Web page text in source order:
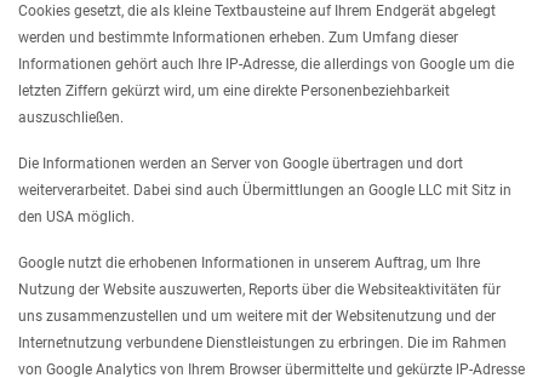
Cookies gesetzt, die als kleine Textbausteine auf Ihrem Endgerät abgelegt
werden und bestimmte Informationen erheben. Zum Umfang dieser
Informationen gehört auch Ihre IP-Adresse, die allerdings von Google um die
letzten Ziffern gekürzt wird, um eine direkte Personenbeziehbarkeit
auszuschließen.
Die Informationen werden an Server von Google übertragen und dort
weiterverarbeitet. Dabei sind auch Übermittlungen an Google LLC mit Sitz in
den USA möglich.
Google nutzt die erhobenen Informationen in unserem Auftrag, um Ihre
Nutzung der Website auszuwerten, Reports über die Websiteaktivitäten für
uns zusammenzustellen und um weitere mit der Websitenutzung und der
Internetnutzung verbundene Dienstleistungen zu erbringen. Die im Rahmen
von Google Analytics von Ihrem Browser übermittelte und gekürzte IP-Adresse